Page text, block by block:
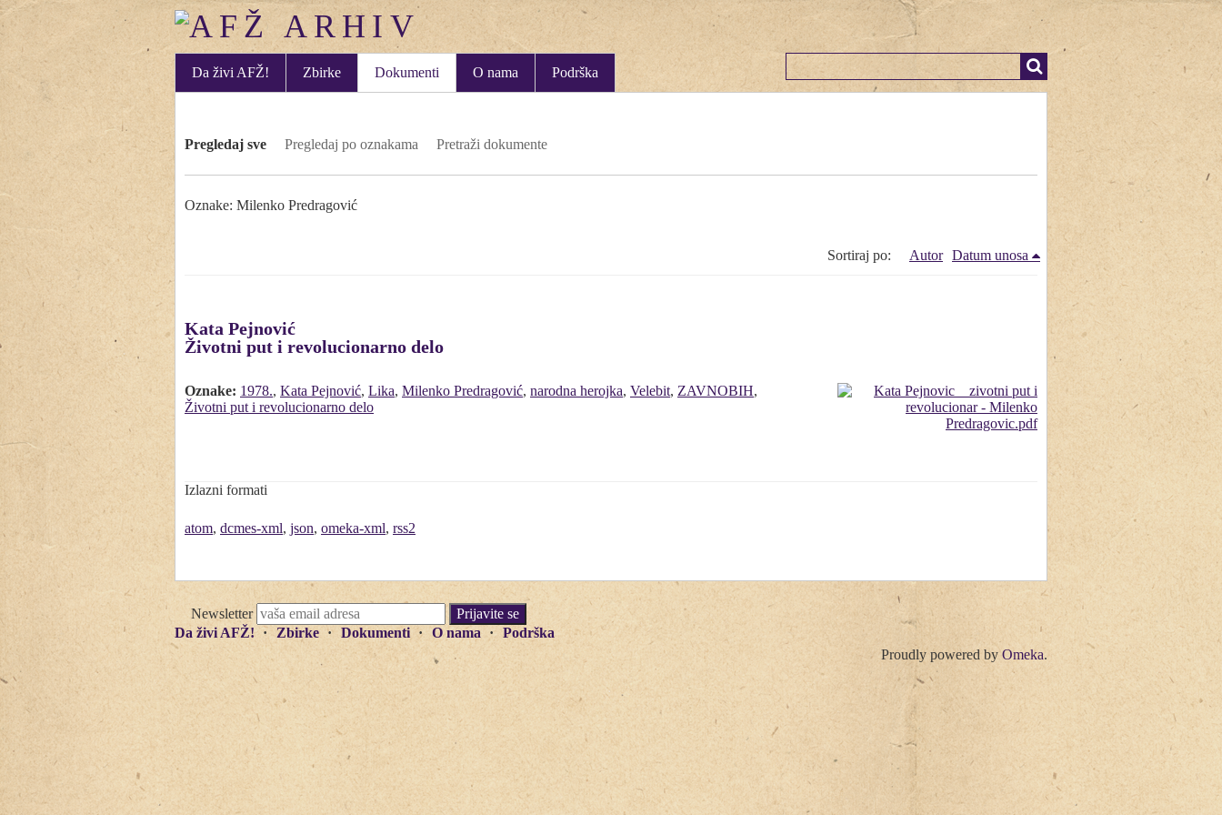
Da živi AFŽ! Zbirke Dokumenti O nama Podrška
Pregledaj sve Pregledaj po oznakama Pretraži dokumente
Oznake: Milenko Predragović
Sortiraj po: Autor Datum unosa
Kata Pejnović
Životni put i revolucionarno delo
Oznake: 1978., Kata Pejnović, Lika, Milenko Predragović, narodna herojka, Velebit, ZAVNOBIH,
Životni put i revolucionarno delo
Izlazni formati
atom, dcmes-xml, json, omeka-xml, rss2
Newsletter
Da živi AFŽ!
Zbirke Dokumenti O nama
Podrška
Proudly powered byOmeka.